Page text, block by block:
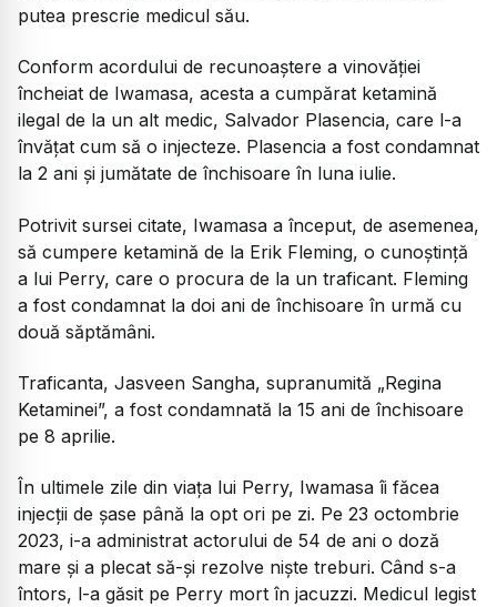
putea prescrie medicul său.
Conform acordului de recunoaștere a vinovăției
încheiat de Iwamasa, acesta a cumpărat ketamină
ilegal de la un alt medic, Salvador Plasencia, care l-a
învățat cum să o injecteze. Plasencia a fost condamnat
la 2 ani și jumătate de închisoare în luna iulie.
Potrivit sursei citate, Iwamasa a început, de asemenea,
să cumpere ketamină de la Erik Fleming, o cunoștință
a lui Perry, care o procura de la un traficant. Fleming
a fost condamnat la doi ani de închisoare în urmă cu
două săptămâni.
Traficanta, Jasveen Sangha, supranumită „Regina
Ketaminei”, a fost condamnată la 15 ani de închisoare
pe 8 aprilie.
În ultimele zile din viața lui Perry, Iwamasa îi făcea
injecții de șase până la opt ori pe zi. Pe 23 octombrie
2023, i-a administrat actorului de 54 de ani o doză
mare și a plecat să-și rezolve niște treburi. Când s-a
întors, l-a găsit pe Perry mort în jacuzzi. Medicul legist